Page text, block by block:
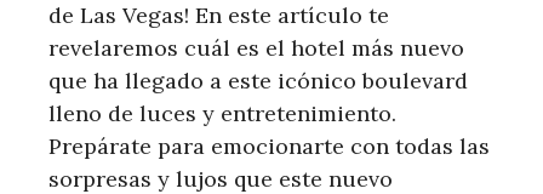
de Las Vegas! En este artículo te
revelaremos cuál es el hotel más nuevo
que ha llegado a este icónico boulevard
lleno de luces y entretenimiento.
Prepárate para emocionarte con todas las
sorpresas y lujos que este nuevo